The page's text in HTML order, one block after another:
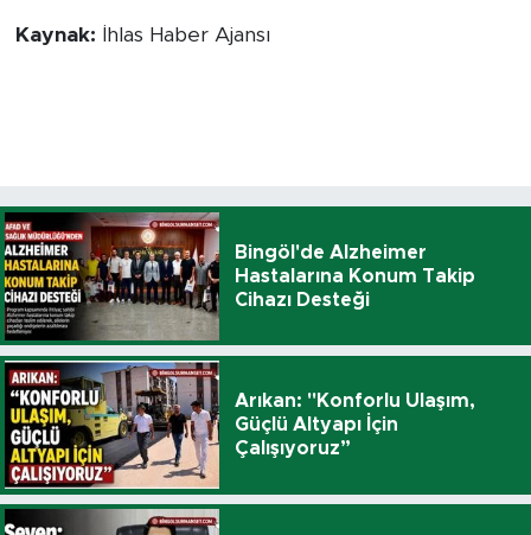
Kaynak: İhlas Haber Ajansı
Bingöl'de Alzheimer
Hastalarına Konum Takip
Cihazı Desteği
Arıkan: "Konforlu Ulaşım,
Güçlü Altyapı İçin
Çalışıyoruz”